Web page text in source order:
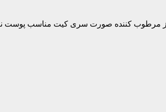
مرطوب کننده صورت سری کیت مناسب پوست